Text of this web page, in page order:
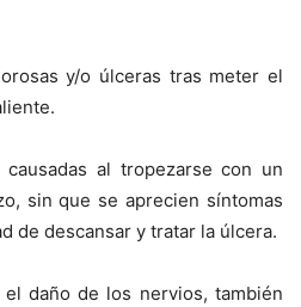
y/o úlceras tras meter el
al tropezarse con un
sin que se aprecien síntomas
de descansar y tratar la úlcera.
daño de los nervios, también